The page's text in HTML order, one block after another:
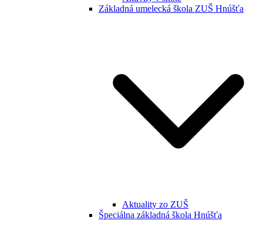
Základná umelecká škola ZUŠ Hnúšťa
Aktuality zo ZUŠ
Špeciálna základná škola Hnúšťa